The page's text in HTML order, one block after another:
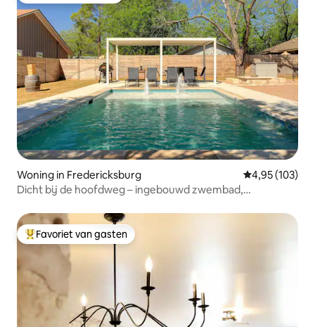
Woning in Fredericksburg Gemiddelde
4,95 (103)
Dicht bij de hoofdweg – ingebouwd zwembad,
Topfavoriet van gasten
Favoriet van gasten